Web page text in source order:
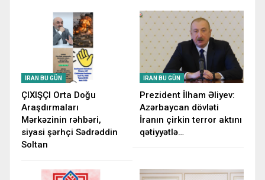
İRAN BU GÜN
ÇIXIŞÇI Orta Doğu
Araşdırmaları
Mərkəzinin rəhbəri,
siyasi şərhçi Sədrəddin
Soltan
İRAN BU GÜN
Prezident İlham Əliyev:
Azərbaycan dövləti
İranın çirkin terror aktını
qətiyyətlə…